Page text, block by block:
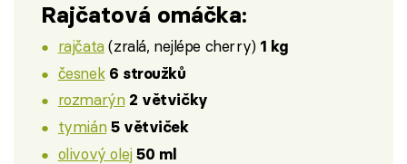
Rajčatová omáčka:
rajčata(zralá, nejlépe cherry) 1 kg
česnek 6 stroužků
rozmarýn 2 větvičky
tymián 5 větviček
olivový olej 50 ml